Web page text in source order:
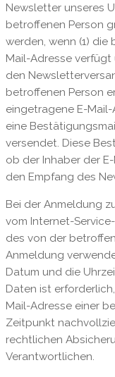
Newsletter unseres
betroffenen Person
werden, wenn (1)
Mail-Adresse verfügt
den
betroffenen Person
eingetragene E-
eine
versendet. Diese
ob der Inhaber der
den Empfang des
Bei der Anmeldung
vom Internet-
des von der
Anmeldung
Datum und die
Daten ist
Mail-Adresse einer
Zeitpunkt
rechtlichen
Verantwortlichen.